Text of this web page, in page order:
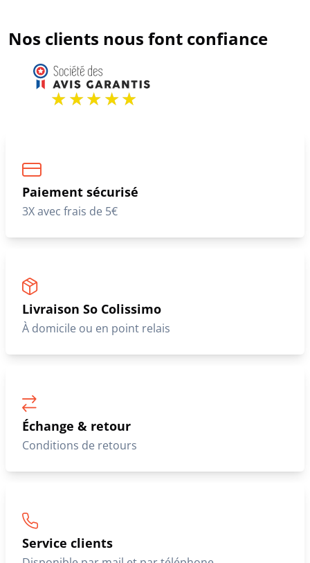
Nos clients nous font confiance
Paiement sécurisé
3X avec frais de 5€
Livraison So Colissimo
À domicile ou en point relais
Échange & retour
Conditions de retours
Service clients